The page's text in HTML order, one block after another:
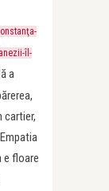
îl-
a
cartier,
e floare